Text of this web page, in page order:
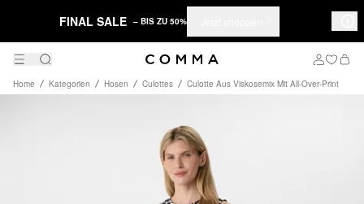
FINAL SALE – BIS ZU 50%
Home Kategorien Hosen Culottes Culotte Aus Viskosemix Mit All-Over-Print